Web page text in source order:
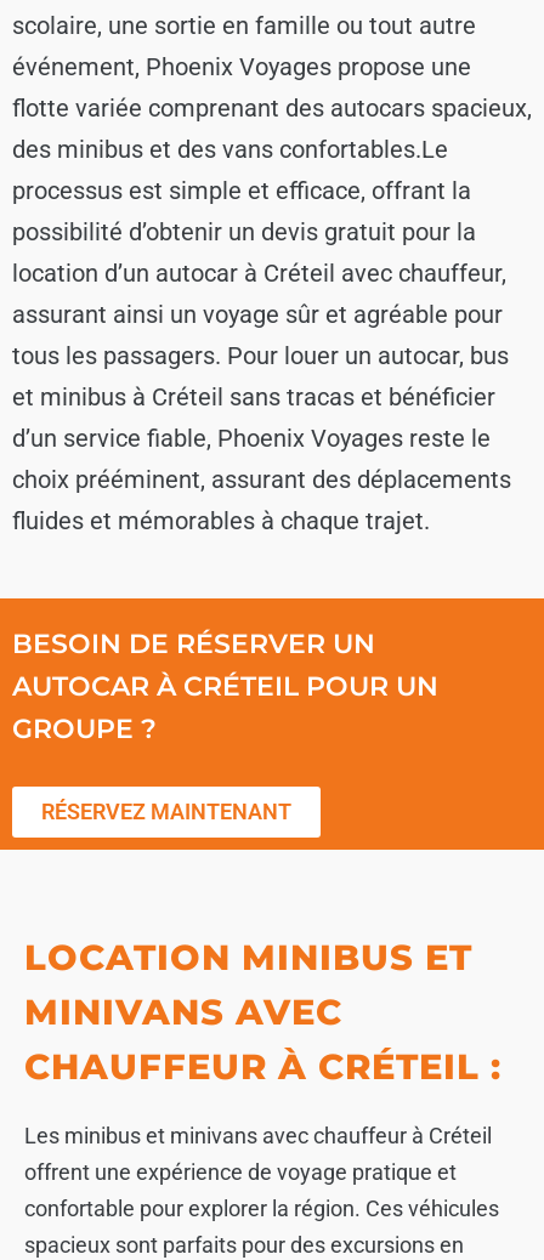
scolaire, une sortie en famille ou tout autre
événement, Phoenix Voyages propose une
flotte variée comprenant des autocars spacieux,
des minibus et des vans confortables.Le
processus est simple et efficace, offrant la
possibilité d’obtenir un devis gratuit pour la
location d’un autocar à Créteil avec chauffeur,
assurant ainsi un voyage sûr et agréable pour
tous les passagers. Pour louer un autocar, bus
et minibus à Créteil sans tracas et bénéficier
d’un service fiable, Phoenix Voyages reste le
choix prééminent, assurant des déplacements
fluides et mémorables à chaque trajet.
BESOIN DE RÉSERVER UN
AUTOCAR À CRÉTEIL POUR UN
GROUPE ?
RÉSERVEZ MAINTENANT
LOCATION MINIBUS ET
MINIVANS AVEC
CHAUFFEUR À CRÉTEIL :
Les minibus et minivans avec chauffeur à Créteil
offrent une expérience de voyage pratique et
confortable pour explorer la région. Ces véhicules
spacieux sont parfaits pour des excursions en